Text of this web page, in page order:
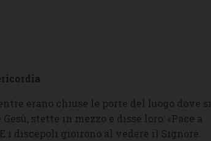
erano chiuse le porte del luogo dove si
stette in mezzo e disse loro: «Pace a
i discepoli gioirono al vedere il Signore.